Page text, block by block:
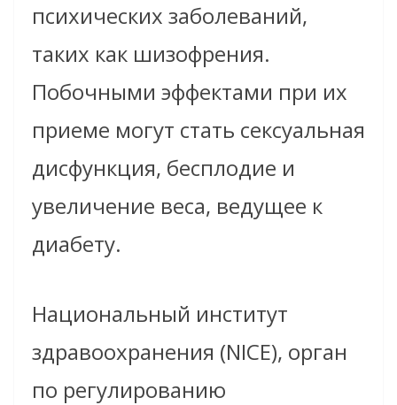
психических заболеваний,
таких как шизофрения.
Побочными эффектами при их
приеме могут стать сексуальная
дисфункция, бесплодие и
увеличение веса, ведущее к
диабету.
Национальный институт
здравоохранения (NICE), орган
по регулированию